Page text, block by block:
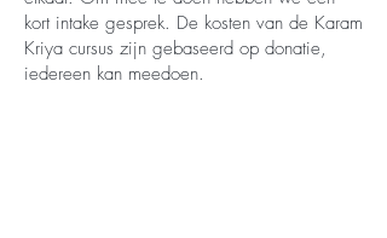
kort intake gesprek. De kosten van de Karam
Kriya cursus zijn gebaseerd op donatie,
iedereen kan meedoen.